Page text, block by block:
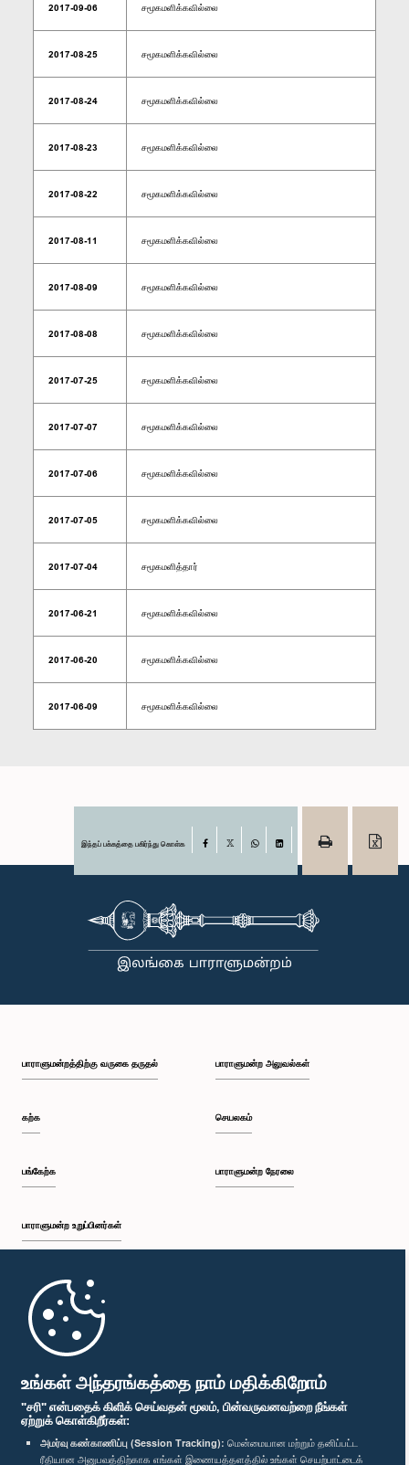
உங்கள் அந்தரங்கத்தை நாம் மதிக்கிறோம்
"சரி" என்பதைக் கிளிக் செய்வதன் மூலம், பின்வருவனவற்றை நீங்கள்
ஏற்றுக் கொள்கிறீர்கள்:
அமர்வு கண்காணிப்பு (Session Tracking): மென்மையான மற்றும் தனிப்பட்ட
ரீதியான அனுபவத்திற்காக எங்கள் இணையத்தளத்தில் உங்கள் செயற்பாட்டைக்
2017-09-06 சமூகமளிக்கவில்லை
2017-08-25 சமூகமளிக்கவில்லை
2017-08-24 சமூகமளிக்கவில்லை
2017-08-23 சமூகமளிக்கவில்லை
2017-08-22 சமூகமளிக்கவில்லை
2017-08-11 சமூகமளிக்கவில்லை
2017-08-09 சமூகமளிக்கவில்லை
2017-08-08 சமூகமளிக்கவில்லை
2017-07-25 சமூகமளிக்கவில்லை
2017-07-07 சமூகமளிக்கவில்லை
2017-07-06 சமூகமளிக்கவில்லை
2017-07-05 சமூகமளிக்கவில்லை
2017-07-04 சமூகமளித்தார்
2017-06-21 சமூகமளிக்கவில்லை
2017-06-20 சமூகமளிக்கவில்லை
2017-06-09 சமூகமளிக்கவில்லை
இந்தப் பக்கத்தை பகிர்ந்து கொள்க Facebook
பாராளுமன்றத்திற்கு வருகை தருதல்
கற்க
பங்கேற்க
பாராளுமன்ற உறுப்பினர்கள்
முதற்பக்கம்
பாராளுமன்ற அலுவல்கள்
செயலகம்
பாராளுமன்ற நேரலை
பாராளுமன்ற கையடக்க செயலி
எம்மை பின்தொடர்க :